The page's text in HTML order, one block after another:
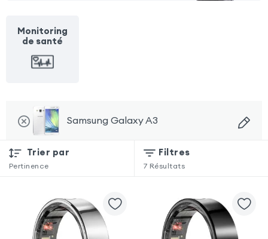
Monitoring
de santé
Samsung Galaxy A3
Trier par
Pertinence
Filtres
7 Résultats